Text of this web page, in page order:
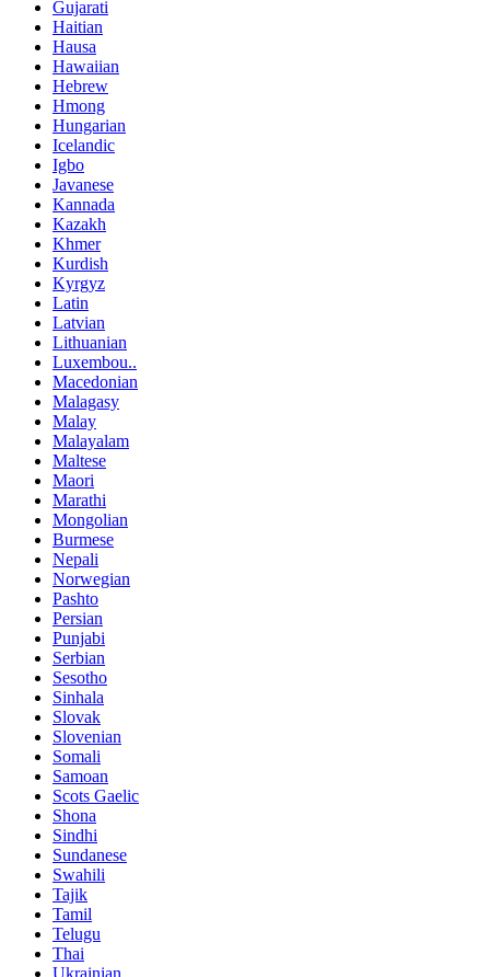
Gujarati
Haitian
Hausa
Hawaiian
Hebrew
Hmong
Hungarian
Icelandic
Igbo
Javanese
Kannada
Kazakh
Khmer
Kurdish
Kyrgyz
Latin
Latvian
Lithuanian
Luxembou..
Macedonian
Malagasy
Malay
Malayalam
Maltese
Maori
Marathi
Mongolian
Burmese
Nepali
Norwegian
Pashto
Persian
Punjabi
Serbian
Sesotho
Sinhala
Slovak
Slovenian
Somali
Samoan
Scots Gaelic
Shona
Sindhi
Sundanese
Swahili
Tajik
Tamil
Telugu
Thai
Ukrainian